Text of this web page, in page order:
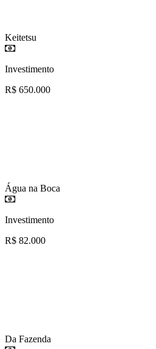
Keitetsu
Investimento
R$ 650.000
Água na Boca
Investimento
R$ 82.000
Da Fazenda